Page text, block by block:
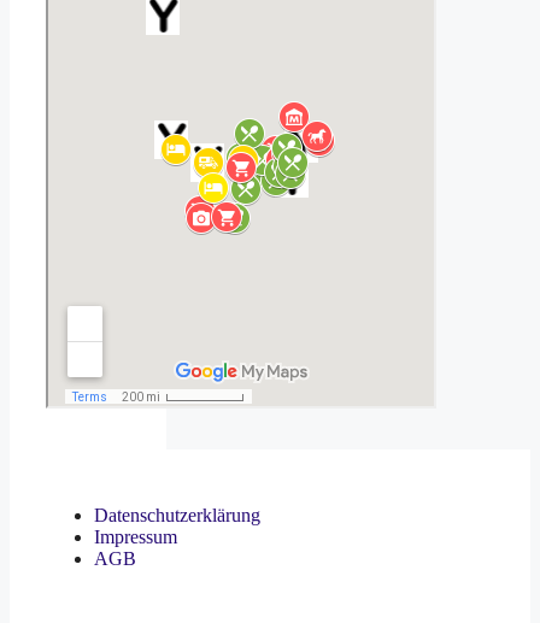
Datenschutzerklärung
Impressum
AGB